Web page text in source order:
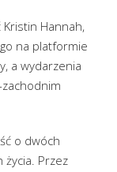
Hannah,
na platformie
a wydarzenia
o dwóch
życia. Przez